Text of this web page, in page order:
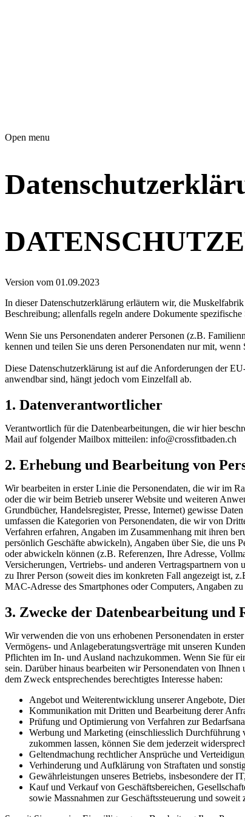
Open menu
Version vom 01.09.2023
In dieser Datenschutzerklärung erläutern wir, die
Beschreibung; allenfalls regeln andere Dokumente
Wenn Sie uns Personendaten anderer Personen (z.B.
kennen und teilen Sie uns deren Personendaten nur mit,
Diese Datenschutzerklärung ist auf die Anforderungen der
anwendbar sind, hängt jedoch vom Einzelfall ab.
1. Datenverantwortlicher
Verantwortlich für die Datenbearbeitungen, die wir hier
Mail auf folgender Mailbox mitteilen: info@crossfitbaden.ch
2. Erhebung und Bearbeitung von
Wir bearbeiten in erster Linie die Personendaten, die wir im
oder die wir beim Betrieb unserer Website und weiteren
Grundbücher, Handelsregister, Presse, Internet) gewisse
umfassen die Kategorien von Personendaten, die wir von
Verfahren erfahren, Angaben im Zusammenhang mit ihren
persönlich Geschäfte abwickeln), Angaben über Sie, die uns
oder abwickeln können (z.B. Referenzen, Ihre Adresse,
Versicherungen, Vertriebs- und anderen Vertragspartnern
zu Ihrer Person (soweit dies im konkreten Fall angezeigt ist,
MAC-Adresse des Smartphones oder Computers, Angaben
3. Zwecke der Datenbearbeitung und
Wir verwenden die von uns erhobenen Personendaten in
Vermögens- und Anlageberatungsverträge mit unseren
Pflichten im In- und Ausland nachzukommen. Wenn Sie für
sein. Darüber hinaus bearbeiten wir Personendaten von
dem Zweck entsprechendes berechtigtes Interesse haben:
Angebot und Weiterentwicklung unserer Angebote,
Kommunikation mit Dritten und Bearbeitung derer
Prüfung und Optimierung von Verfahren zur
Werbung und Marketing (einschliesslich Durchführung
zukommen lassen, können Sie dem jederzeit
Geltendmachung rechtlicher Ansprüche und
Verhinderung und Aufklärung von Straftaten und
Gewährleistungen unseres Betriebs, insbesondere der
Kauf und Verkauf von Geschäftsbereichen,
sowie Massnahmen zur Geschäftssteuerung und